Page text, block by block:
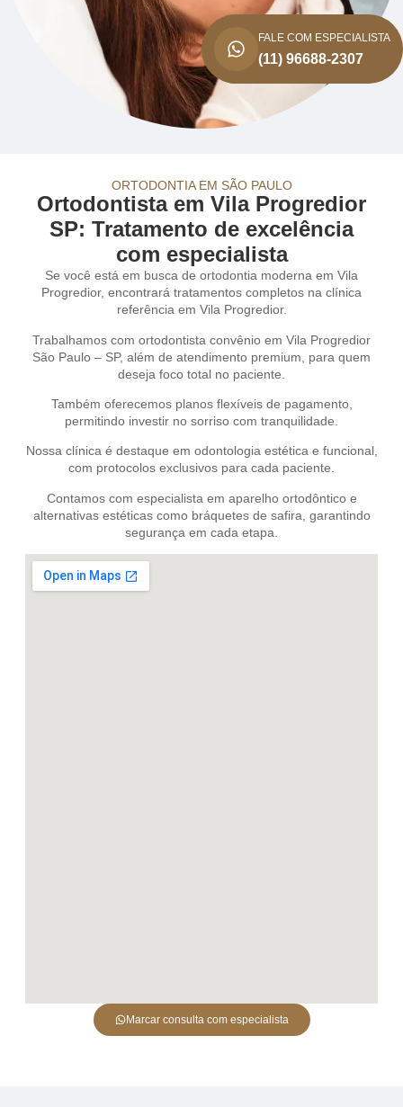
FALE COM ESPECIALISTA
(11) 96688-2307
ORTODONTIA EM SÃO PAULO
Ortodontista em Vila Progredior
SP: Tratamento de excelência
com especialista
Se você está em busca de ortodontia moderna em Vila
Progredior, encontrará tratamentos completos na clínica
referência em Vila Progredior.
Trabalhamos com ortodontista convênio em Vila Progredior
São Paulo – SP, além de atendimento premium, para quem
deseja foco total no paciente.
Também oferecemos planos flexíveis de pagamento,
permitindo investir no sorriso com tranquilidade.
Nossa clínica é destaque em odontologia estética e funcional,
com protocolos exclusivos para cada paciente.
Contamos com especialista em aparelho ortodôntico e
alternativas estéticas como bráquetes de safira, garantindo
segurança em cada etapa.
Marcar consulta com especialista